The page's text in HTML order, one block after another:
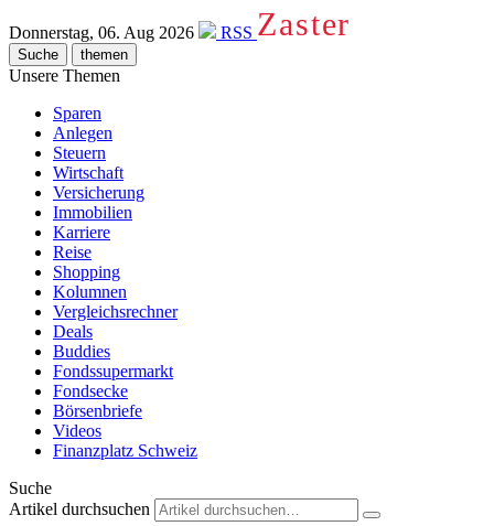
Donnerstag, 06. Aug 2026 RSS Zaster
Suche themen
Unsere Themen
Sparen
Anlegen
Steuern
Wirtschaft
Versicherung
Immobilien
Karriere
Reise
Shopping
Kolumnen
Vergleichsrechner
Deals
Buddies
Fondssupermarkt
Fondsecke
Börsenbriefe
Videos
Finanzplatz Schweiz
Suche
Artikel durchsuchen